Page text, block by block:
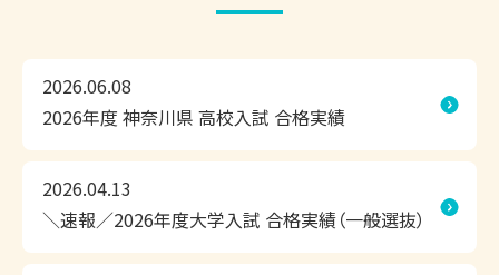
塾です。
◎相性のよい担当講師が、隣できめ細かく指導
◎お子さまに合わせて調整できるスケジュール
2026.06.08
2026年度 神奈川県 高校入試 合格実績
2026.04.13
＼速報／2026年度大学入試 合格実績（一般選抜）